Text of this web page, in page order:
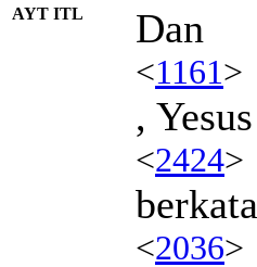
AYT ITL Dan
<1161>
, Yesus
<2424>
berkata
<2036>